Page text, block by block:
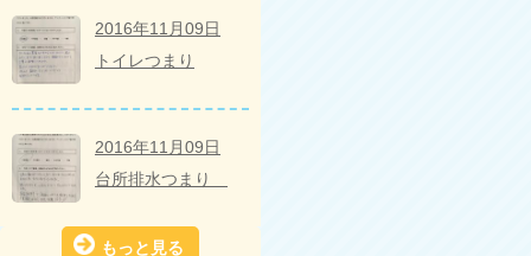
2016年11月09日
トイレつまり
2016年11月09日
台所排水つまり
もっと見る